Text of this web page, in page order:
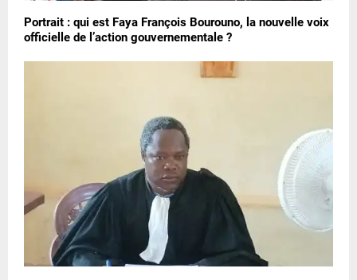
Portrait : qui est Faya François Bourouno, la nouvelle voix
officielle de l’action gouvernementale ?